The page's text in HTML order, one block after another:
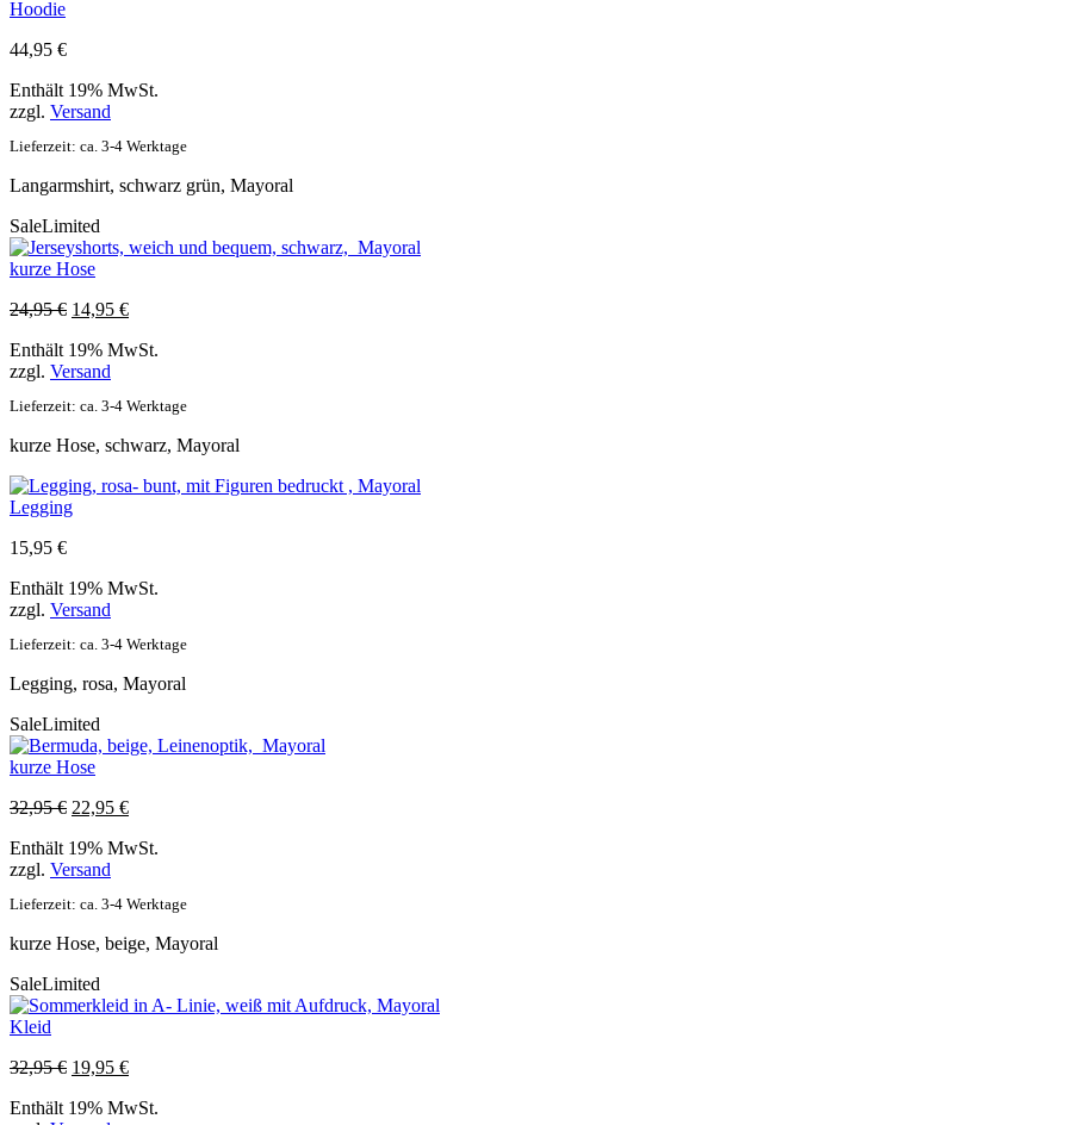
Hoodie
44,95 €
Enthält 19% MwSt.
zzgl. Versand
Lieferzeit: ca. 3-4 Werktage
Langarmshirt, schwarz grün, Mayoral
SaleLimited
kurze Hose
24,95€ Ursprünglicher
war:
24,95 €
14,95 €Aktueller
ist:
Enthält 19% MwSt.
zzgl. Versand
Lieferzeit: ca. 3-4 Werktage
kurze Hose, schwarz, Mayoral
Legging
15,95 €
Enthält 19% MwSt.
zzgl. Versand
Lieferzeit: ca. 3-4 Werktage
Legging, rosa, Mayoral
SaleLimited
kurze Hose
32,95€ Ursprünglicher
war:
32,95 €
22,95 €Aktueller
ist:
Enthält 19% MwSt.
zzgl. Versand
Lieferzeit: ca. 3-4 Werktage
kurze Hose, beige, Mayoral
SaleLimited
Kleid
32,95€ Ursprünglicher
war:
19,95 €Aktueller
ist:
Enthält 19% MwSt.